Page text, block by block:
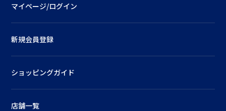
マイページ/ログイン
新規会員登録
ショッピングガイド
店舗一覧